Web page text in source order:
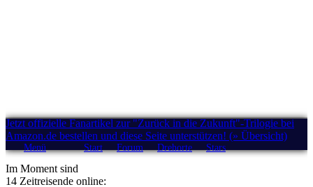
Jetzt offizielle Fanartikel zur "Zurück in die Zukunft"-Trilogie bei
Amazon.de bestellen und diese Seite unterstützen! (» Übersicht)
Menü Start Forum Drehorte Stars
Im Moment sind
14 Zeitreisende online: